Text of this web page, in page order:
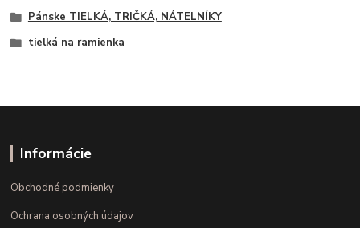
Pánske TIELKÁ, TRIČKÁ, NÁTELNÍKY
tielká na ramienka
Informácie
Obchodné podmienky
Ochrana osobných údajov